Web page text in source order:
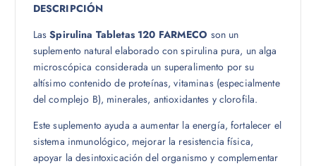
DESCRIPCIÓN
LasSpirulina Tabletas 120 FARMECO son un
suplemento natural elaborado con spirulina pura, un alga
microscópica considerada un superalimento por su
altísimo contenido de proteínas, vitaminas (especialmente
del complejo B), minerales, antioxidantes y clorofila.
Este suplemento ayuda a aumentar la energía, fortalecer el
sistema inmunológico, mejorar la resistencia física,
apoyar la desintoxicación del organismo y complementar